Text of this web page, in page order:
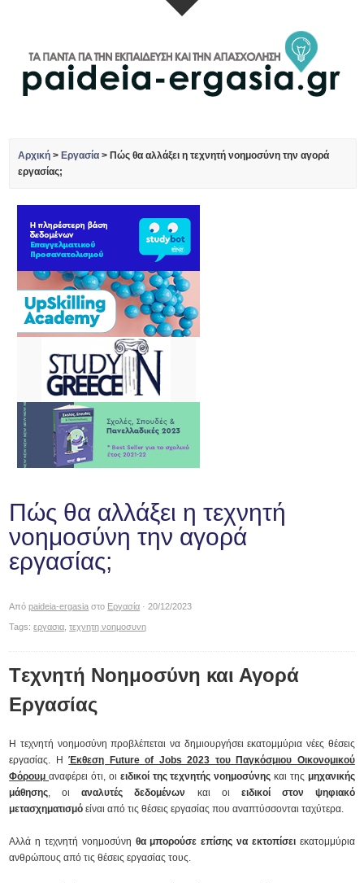
Αρχική > Εργασία > Πώς θα αλλάξει η τεχνητή νοημοσύνη την αγορά
εργασίας;
Πώς θα αλλάξει η τεχνητή
νοημοσύνη την αγορά
εργασίας;
Απόpaideia-ergasia στο Εργασία · 20/12/2023
Tags:εργασια ,τεχνητη νοημοσυνη
Tεχνητή Νοημοσύνη και Αγορά
Εργασίας
Η τεχνητή νοημοσύνη προβλέπεται να δημιουργήσει εκατομμύρια νέες θέσεις
εργασίας. Η Έκθεση Future of Jobs 2023 του Παγκόσμιου Οικονομικού
Φόρουμ αναφέρει ότι, οι ειδικοί της τεχνητής νοημοσύνης και της μηχανικής
μάθησης, οιαναλυτές δεδομένων και οι ειδικοί στον ψηφιακό
μετασχηματισμό είναι από τις θέσεις εργασίας που αναπτύσσονται ταχύτερα.
Αλλά η τεχνητή νοημοσύνη θα μπορούσε επίσης να εκτοπίσειεκατομμύρια
ανθρώπους από τις θέσεις εργασίας τους.